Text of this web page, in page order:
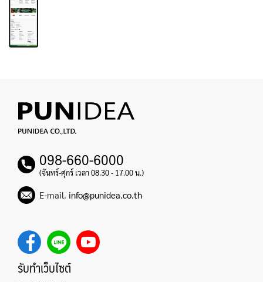
098-660-6000
(จันทร์-ศุกร์ เวลา 08.30 - 17.00 น.)
E-mail. info@punidea.co.th
รับทำเว็บไซต์